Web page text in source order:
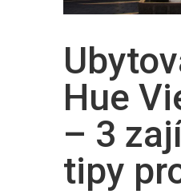
Hue
– 3
tipy